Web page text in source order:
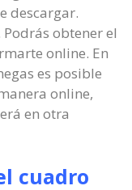
descargar.
obtener el
online. En
es posible
online,
en otra
cuadro